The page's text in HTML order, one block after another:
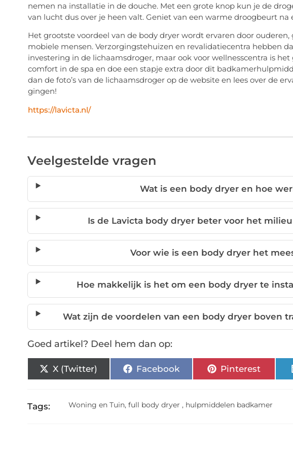
nemen na installatie in de douche. Met een grote knop kun je de
van lucht dus over je heen valt. Geniet van een warme droogbeurt
Het grootste voordeel van de body dryer wordt ervaren door
mobiele mensen. Verzorgingstehuizen en revalidatiecentra hebben
investering in de lichaamsdroger, maar ook voor wellnesscentra is
comfort in de spa en doe een stapje extra door dit
dan de foto’s van de lichaamsdroger op de website en lees over de
gingen!
https://lavicta.nl/
Veelgestelde vragen
Wat is een body dryer en hoe
Is de Lavicta body dryer beter voor het
Voor wie is een body dryer het
Hoe makkelijk is het om een body dryer te
Wat zijn de voordelen van een body dryer boven
Goed artikel? Deel hem dan op:
X (Twitter) Facebook Pinterest
Tags: Woning en Tuin,full body dryer , hulpmiddelen badkamer